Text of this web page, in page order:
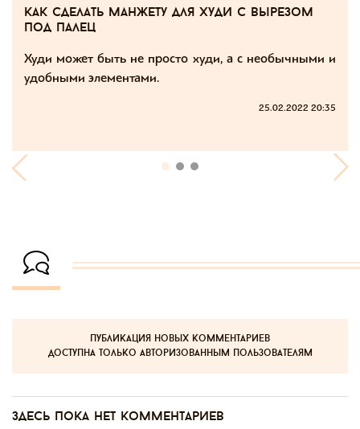
как сделать манжету для худи с вырезом
под палец
Худи может быть не просто худи, а с необычными и
удобными элементами.
25.02.2022 20:35
публикация новых комментариев
доступна только авторизованным пользователям
Здесь пока нет комментариев